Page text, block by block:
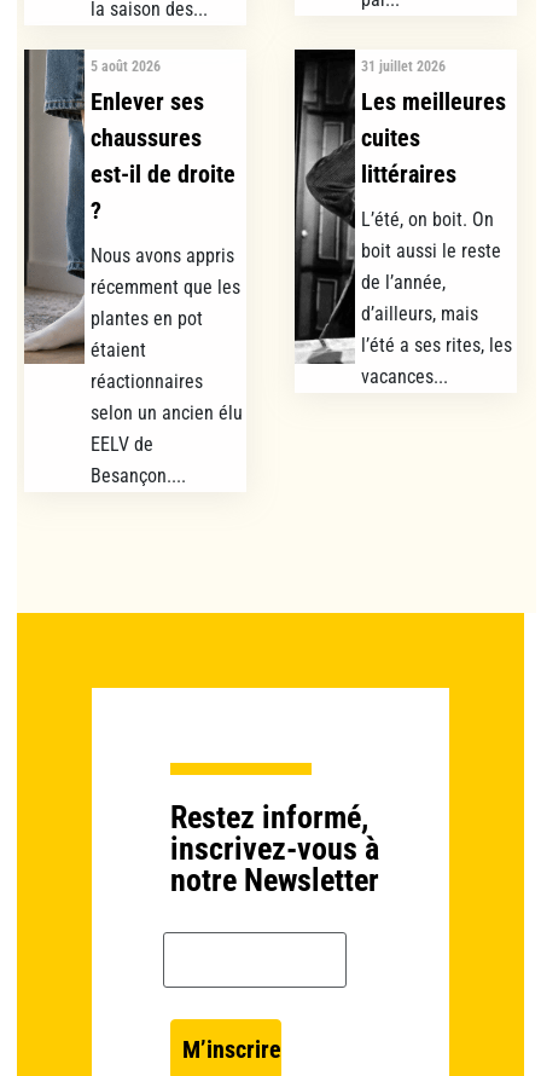
la saison des...
5 août 2026
Enlever ses
chaussures
est-il de droite
?
Nous avons appris
récemment que les
plantes en pot
étaient
réactionnaires
selon un ancien élu
EELV de
Besançon....
31 juillet 2026
Les meilleures
cuites
littéraires
L’été, on boit. On
boit aussi le reste
de l’année,
d’ailleurs, mais
l’été a ses rites, les
vacances...
Restez informé,
inscrivez-vous à
notre Newsletter